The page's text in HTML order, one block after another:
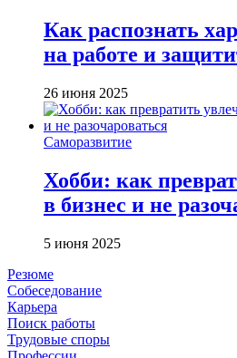
Как распознать
на работе и
26 июня 2025
Саморазвитие
Хобби: как
в бизнес и не
5 июня 2025
Резюме
Собеседование
Карьера
Поиск работы
Трудовые споры